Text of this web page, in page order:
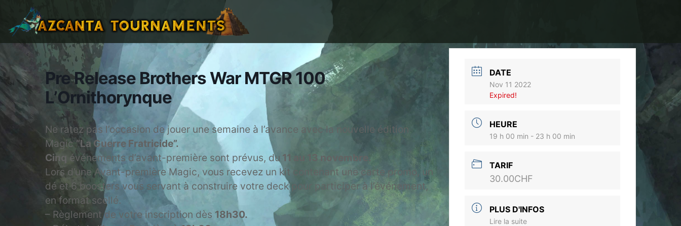
Pre Release Brothers War MTGR 100
L’Ornithorynque
Ne ratez pas l’occasion de jouer une semaine à l’avance avec la nouvelle édition
Magic “La Guerre Fratricide”.
Cinq événements d’avant-première sont prévus, du 11 au 13 novembre.
Lors d’une Avant-première Magic, vous recevez un kit contenant une carte promo, un
dé et 6 boosters vous servant à construire votre deck pour participer à l’événement,
en format scellé.
– Règlement de votre inscription dès 18h30.
DATE
Nov 11 2022
Expired!
HEURE
19 h 00 min - 23 h 00 min
TARIF
30.00CHF
PLUS D'INFOS
Lire la suite